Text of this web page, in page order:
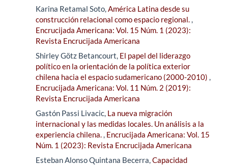
Karina Retamal Soto,América Latina desde su
construcción relacional como espacio regional.,
Encrucijada Americana: Vol. 15 Núm. 1 (2023):
Revista Encrucijada Americana
Shirley Götz Betancourt, El papel del liderazgo
político en la orientación de la política exterior
chilena hacia el espacio sudamericano (2000-2010) ,
Encrucijada Americana: Vol. 11 Núm. 2 (2019):
Revista Encrucijada Americana
Gastón Passi Livacic, La nueva migración
internacional y las medidas locales. Un análisis a la
experiencia chilena., Encrucijada Americana: Vol. 15
Núm. 1 (2023): Revista Encrucijada Americana
Esteban Alonso Quintana Becerra,Capacidad